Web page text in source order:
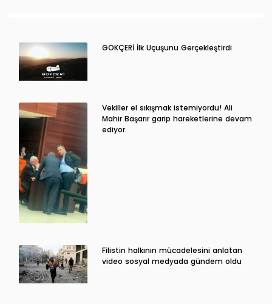
GÖKÇERİ İlk Uçuşunu Gerçekleştirdi
Vekiller el sıkışmak istemiyordu! Ali
Mahir Başarır garip hareketlerine devam
ediyor.
Filistin halkının mücadelesini anlatan
video sosyal medyada gündem oldu